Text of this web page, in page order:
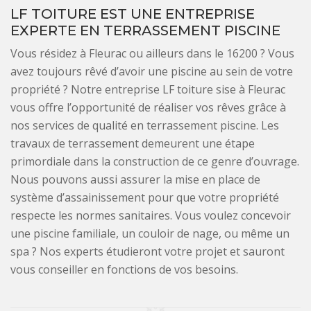
LF TOITURE EST UNE ENTREPRISE
EXPERTE EN TERRASSEMENT PISCINE
Vous résidez à Fleurac ou ailleurs dans le 16200 ? Vous
avez toujours rêvé d’avoir une piscine au sein de votre
propriété ? Notre entreprise LF toiture sise à Fleurac
vous offre l’opportunité de réaliser vos rêves grâce à
nos services de qualité en terrassement piscine. Les
travaux de terrassement demeurent une étape
primordiale dans la construction de ce genre d’ouvrage.
Nous pouvons aussi assurer la mise en place de
système d’assainissement pour que votre propriété
respecte les normes sanitaires. Vous voulez concevoir
une piscine familiale, un couloir de nage, ou même un
spa ? Nos experts étudieront votre projet et sauront
vous conseiller en fonctions de vos besoins.